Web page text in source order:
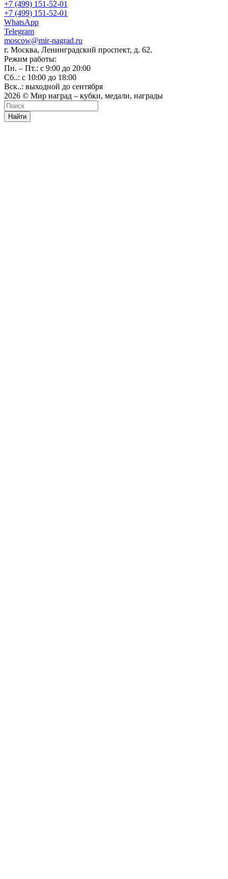
+7 (499) 151-52-01
+7 (499) 151-52-01
WhatsApp
Telegram
moscow@mir-nagrad.ru
г. Москва, Ленинградский проспект, д. 62.
Режим работы:
Пн. – Пт.: с 9:00 до 20:00
Сб..: с 10:00 до 18:00
Вск..: выходной до сентября
2026 © Мир наград – кубки, медали, награды
Найти